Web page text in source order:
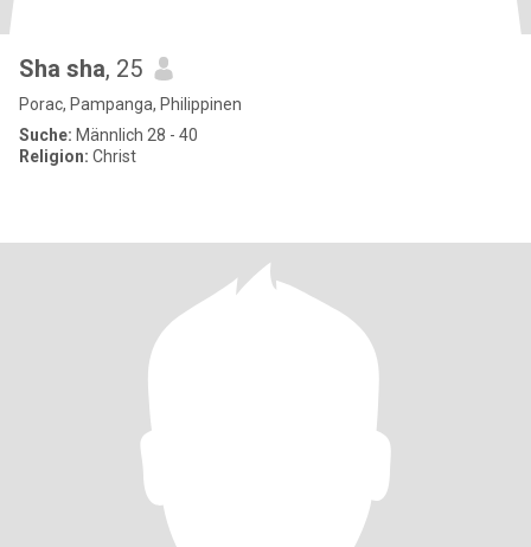
Sha sha, 25
Porac, Pampanga, Philippinen
Suche: Männlich 28 - 40
Religion: Christ